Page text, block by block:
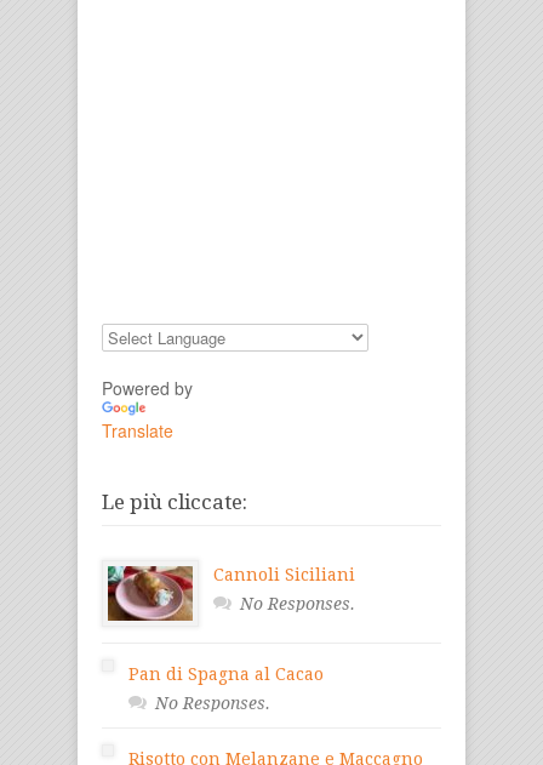
Powered by
Translate
Le più cliccate:
Cannoli Siciliani
No Responses.
Pan di Spagna al Cacao
No Responses.
Risotto con Melanzane e Maccagno